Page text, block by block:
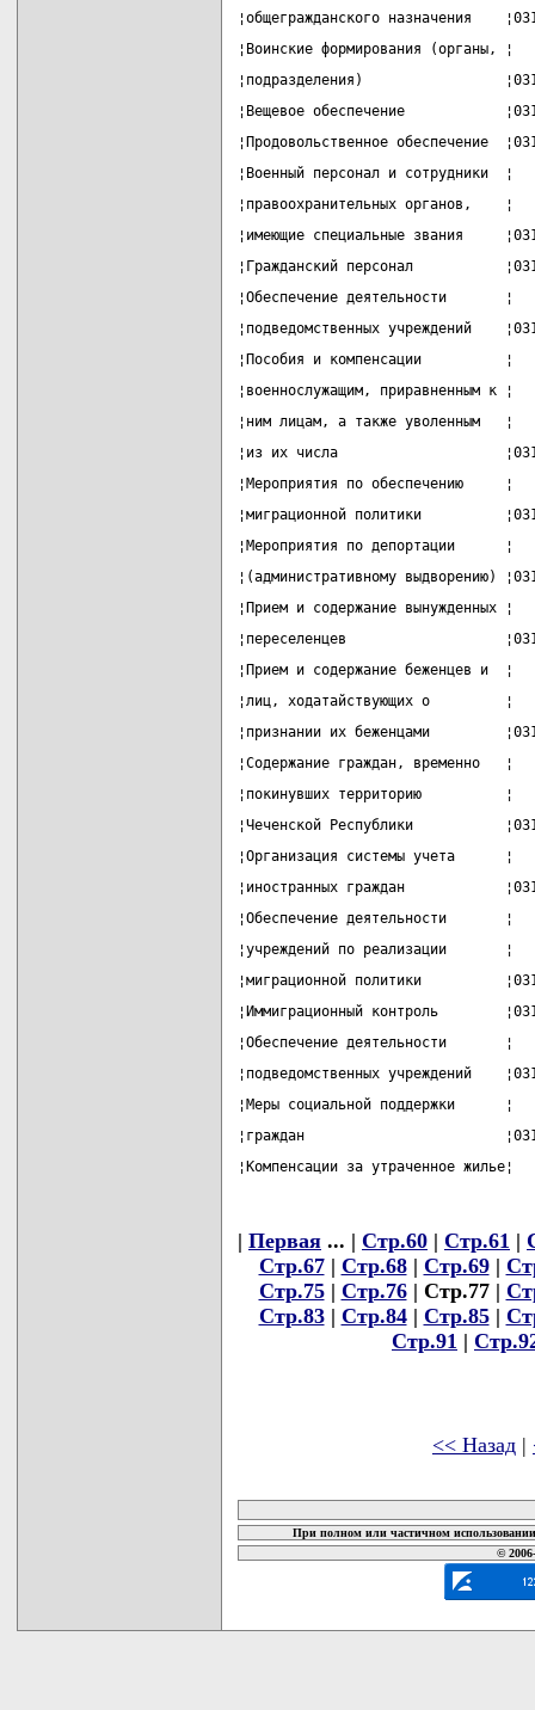
¦общегражданского назначения
¦Воинские формирования
¦подразделения)
¦Вещевое обеспечение
¦Продовольственное обеспечение
¦Военный персонал и
¦правоохранительных
¦имеющие специальные звания
¦Гражданский персонал
¦Обеспечение деятельности
¦подведомственных учреждений
¦Пособия и компенсации
¦военнослужащим,
¦ним лицам, а также
¦из их числа
¦Мероприятия по
¦миграционной политики
¦Мероприятия по
¦(административному выдворению)
¦Прием и содержание
¦переселенцев
¦Прием и содержание
¦лиц, ходатайствующих о
¦признании их беженцами
¦Содержание граждан,
¦покинувших территорию
¦Чеченской Республики
¦Организация системы
¦иностранных граждан
¦Обеспечение деятельности
¦учреждений по реализации
¦миграционной политики
¦Иммиграционный контроль
¦Обеспечение деятельности
¦подведомственных учреждений
¦Меры социальной
¦граждан
¦Компенсации за утраченное
| Первая ... | Стр.60 | Стр.61 |
Стр.67| Стр.68| Стр.69|
Стр.75| Стр.76| Стр.77 |
Стр.83| Стр.84| Стр.85|
Стр.91 |
<< Назад |
При полном или частичном
©